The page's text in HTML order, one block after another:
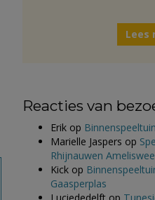
Lees
Reacties van
Erik op
Marielle Jaspers op
Rhijnauwen
Kick op
Gaasperplas